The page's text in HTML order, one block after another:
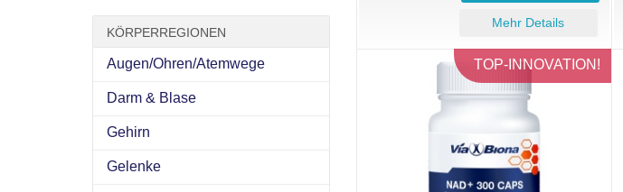
Mehr Details
TOP-INNOVATION!
KÖRPERREGIONEN
Augen/Ohren/Atemwege
Darm & Blase
Gehirn
Gelenke